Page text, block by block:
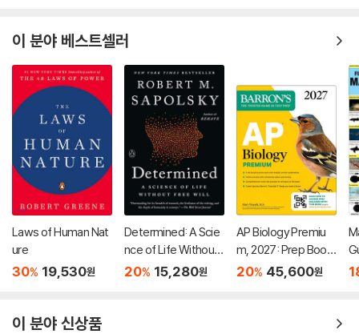
이 분야 베스트셀러
Laws of Human Nat
ure
30% 19,530원
Determined: A Scie
nce of Life Without
Free Will
20% 15,280원
AP Biology Premiu
m, 2027: Prep Book
with 6 Practice Test
20% 45,600원
이 분야 신상품